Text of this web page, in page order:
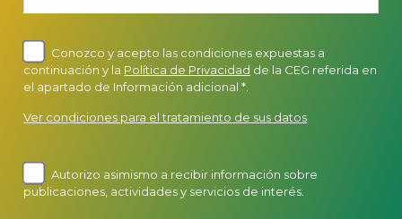
Conozco y acepto las condiciones expuestas a
continuación y la Política de Privacidad de la CEG referida en
el apartado de Información adicional *.
Ver condiciones para el tratamiento de sus datos
Autorizo asimismo a recibir información sobre
publicaciones, actividades y servicios de interés.